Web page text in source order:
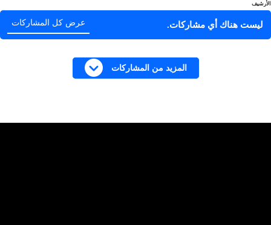
الأرشيف
ليست هناك أي مشاركات. عرض كل المشاركات
المزيد من المشاركات